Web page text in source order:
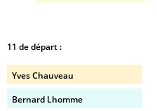
11 de départ :
Yves Chauveau
Bernard Lhomme